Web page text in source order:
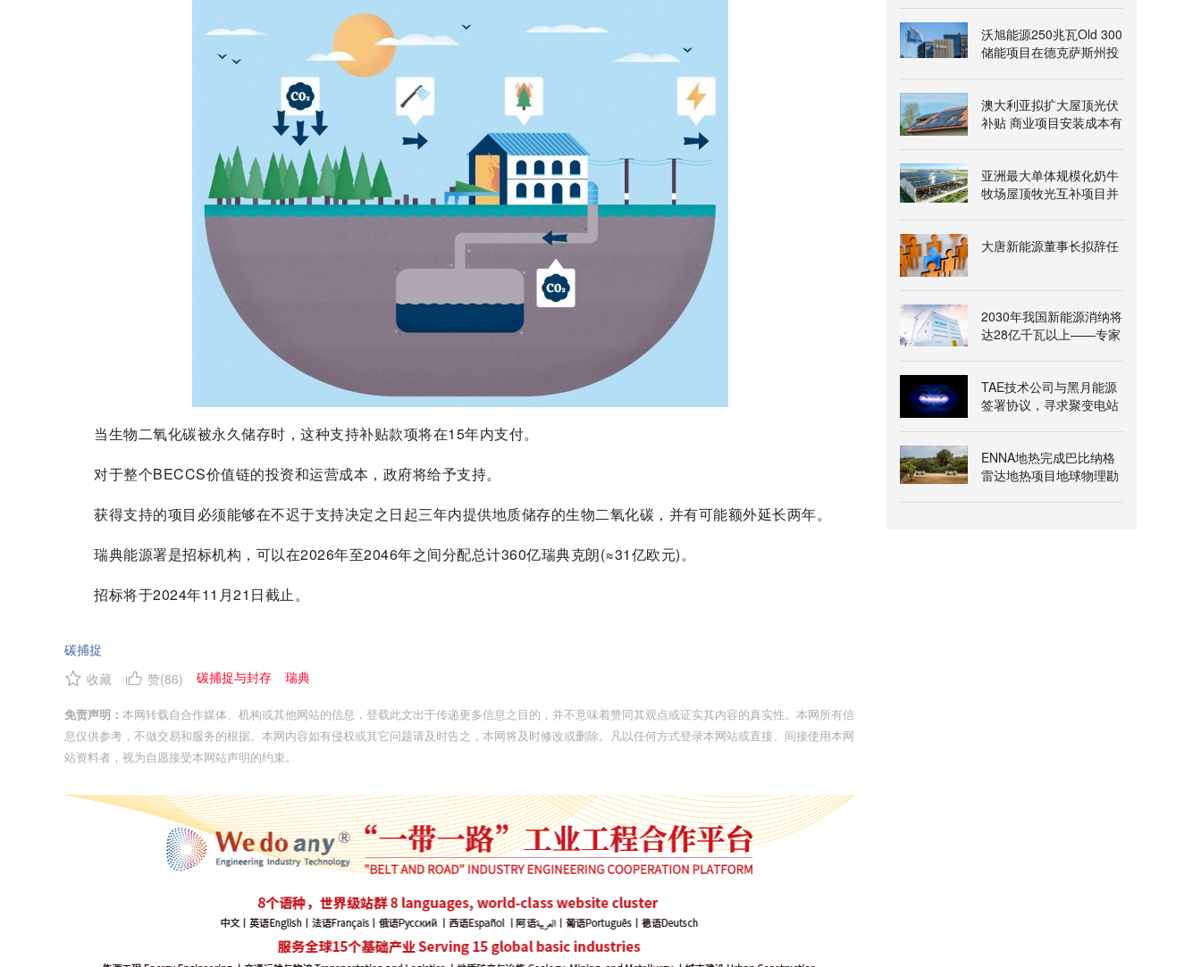
当生物二氧化碳被永久储存时，这种支持补贴款项将在15年内支付。
对于整个BECCS价值链的投资和运营成本，政府将给予支持。
获得支持的项目必须能够在不迟于支持决定之日起三年内提供地质储存的生物二氧化碳，并有可能额外延长两年。
瑞典能源署是招标机构，可以在2026年至2046年之间分配总计360亿瑞典克朗(≈31亿欧元)。
招标将于2024年11月21日截止。
碳捕捉
收藏
赞(86) 碳捕捉与封存 瑞典
免责声明： 本网转载自合作媒体、机构或其他网站的信息，登载此文出于传递更多信息之目的，并不意味着赞同其观点或证实其内容的真实性。本网所有信
息仅供参考，不做交易和服务的根据。本网内容如有侵权或其它问题请及时告之，本网将及时修改或删除。凡以任何方式登录本网站或直接、间接使用本网
站资料者，视为自愿接受本网站声明的约束。
沃旭能源250兆瓦Old 300
储能项目在德克萨斯州投
澳大利亚拟扩大屋顶光伏
补贴 商业项目安装成本有
亚洲最大单体规模化奶牛
牧场屋顶牧光互补项目并
大唐新能源董事长拟辞任
2030年我国新能源消纳将
达28亿千瓦以上——专家
TAE技术公司与黑月能源
签署协议，寻求聚变电站
ENNA地热完成巴比纳格
雷达地热项目地球物理勘